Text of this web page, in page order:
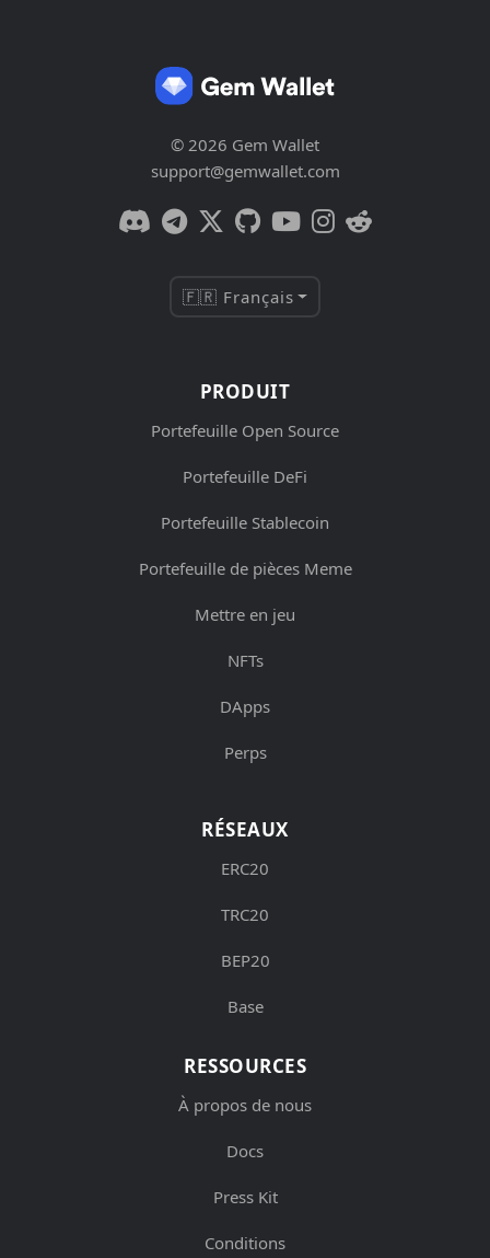
© 2026 Gem Wallet
support@gemwallet.com
🇫🇷 Français
PRODUIT
Portefeuille Open Source
Portefeuille DeFi
Portefeuille Stablecoin
Portefeuille de pièces Meme
Mettre en jeu
NFTs
DApps
Perps
RÉSEAUX
ERC20
TRC20
BEP20
Base
RESSOURCES
À propos de nous
Docs
Press Kit
Conditions